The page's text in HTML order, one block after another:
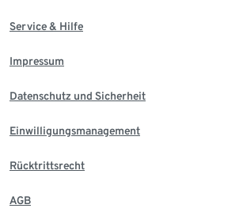
Service & Hilfe
Impressum
Datenschutz und Sicherheit
Einwilligungsmanagement
Rücktrittsrecht
AGB